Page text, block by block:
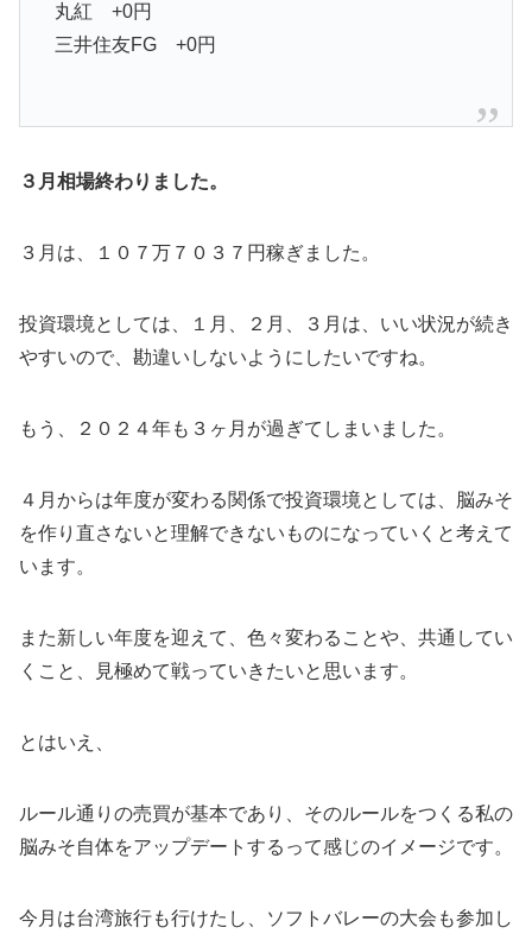
丸紅 +0円
三井住友FG +0円
３月相場終わりました。
３月は、１０７万７０３７円稼ぎました。
投資環境としては、１月、２月、３月は、いい状況が続き
やすいので、勘違いしないようにしたいですね。
もう、２０２４年も３ヶ月が過ぎてしまいました。
４月からは年度が変わる関係で投資環境としては、脳みそ
を作り直さないと理解できないものになっていくと考えて
います。
また新しい年度を迎えて、色々変わることや、共通してい
くこと、見極めて戦っていきたいと思います。
とはいえ、
ルール通りの売買が基本であり、そのルールをつくる私の
脳みそ自体をアップデートするって感じのイメージです。
今月は台湾旅行も行けたし、ソフトバレーの大会も参加し